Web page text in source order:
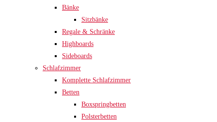
Bänke
Sitzbänke
Regale & Schränke
Highboards
Sideboards
Schlafzimmer
Komplette Schlafzimmer
Betten
Boxspringbetten
Polsterbetten